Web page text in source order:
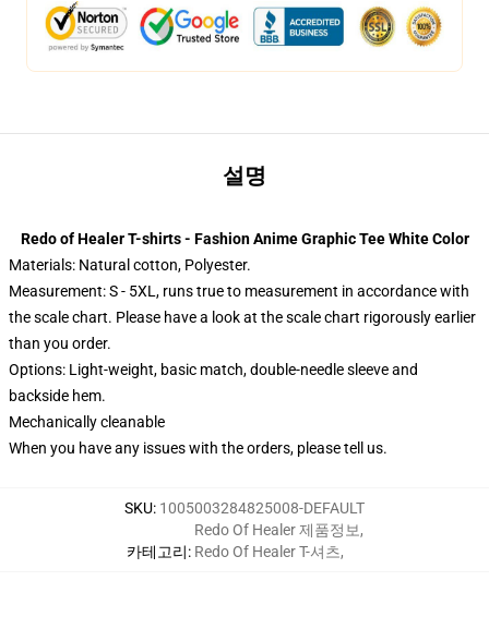
설명
Redo of Healer T-shirts - Fashion Anime Graphic Tee White Color
Materials: Natural cotton, Polyester.
Measurement: S - 5XL, runs true to measurement in accordance with
the scale chart. Please have a look at the scale chart rigorously earlier
than you order.
Options: Light-weight, basic match, double-needle sleeve and
backside hem.
Mechanically cleanable
When you have any issues with the orders, please tell us.
SKU: 1005003284825008-DEFAULT
카테고리:
Redo Of Healer 제품정보,
Redo Of Healer T-셔츠,